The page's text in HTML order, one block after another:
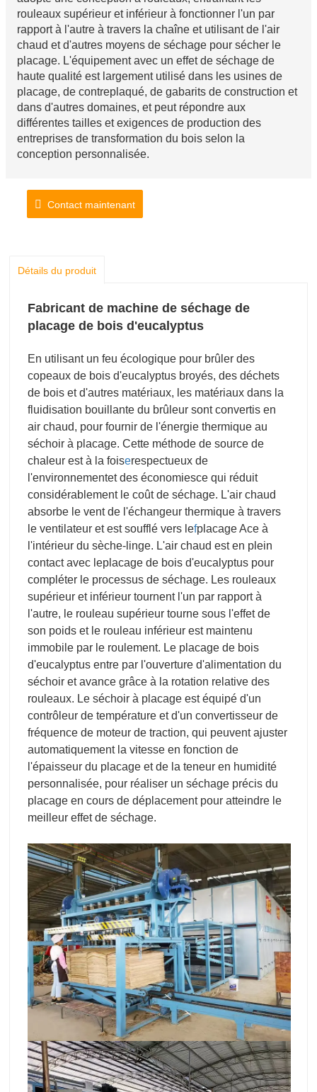
rouleaux supérieur et inférieur à fonctionner l'un par
rapport à l'autre à travers la chaîne et utilisant de l'air
chaud et d'autres moyens de séchage pour sécher le
placage. L'équipement avec un effet de séchage de
haute qualité est largement utilisé dans les usines de
placage, de contreplaqué, de gabarits de construction et
dans d'autres domaines, et peut répondre aux
différentes tailles et exigences de production des
entreprises de transformation du bois selon la
conception personnalisée.
Contact maintenant
Détails du produit
Fabricant de machine de séchage de
placage de bois d'eucalyptus
En utilisant un feu écologique pour brûler des
copeaux de bois d'eucalyptus broyés, des déchets
de bois et d'autres matériaux, les matériaux dans la
fluidisation bouillante du brûleur sont convertis en
air chaud, pour fournir de l'énergie thermique au
séchoir à placage. Cette méthode de source de
chaleur est à la foiserespectueux de
l'environnementet des économiesce qui réduit
considérablement le coût de séchage. L'air chaud
absorbe le vent de l'échangeur thermique à travers
le ventilateur et est soufflé vers lefplacage Ace à
l'intérieur du sèche-linge. L'air chaud est en plein
contact avec leplacage de bois d'eucalyptus pour
compléter le processus de séchage. Les rouleaux
supérieur et inférieur tournent l'un par rapport à
l'autre, le rouleau supérieur tourne sous l'effet de
son poids et le rouleau inférieur est maintenu
immobile par le roulement. Le placage de bois
d'eucalyptus entre par l'ouverture d'alimentation du
séchoir et avance grâce à la rotation relative des
rouleaux. Le séchoir à placage est équipé d'un
contrôleur de température et d'un convertisseur de
fréquence de moteur de traction, qui peuvent ajuster
automatiquement la vitesse en fonction de
l'épaisseur du placage et de la teneur en humidité
personnalisée, pour réaliser un séchage précis du
placage en cours de déplacement pour atteindre le
meilleur effet de séchage.